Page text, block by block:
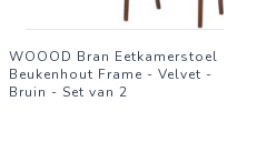
WOOOD Bran Eetkamerstoel
Beukenhout Frame - Velvet -
Bruin - Set van 2